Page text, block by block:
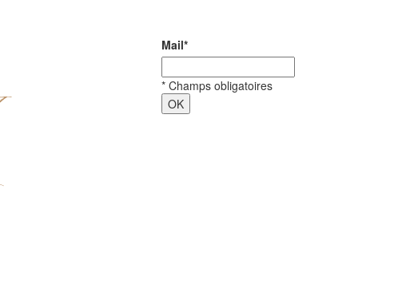
Mail*
* Champs obligatoires